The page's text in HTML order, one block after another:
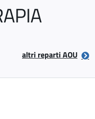
altri reparti AOU